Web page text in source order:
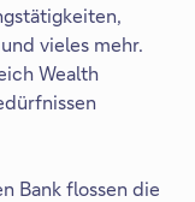
vieles mehr.
Wealth
Bank flossen die